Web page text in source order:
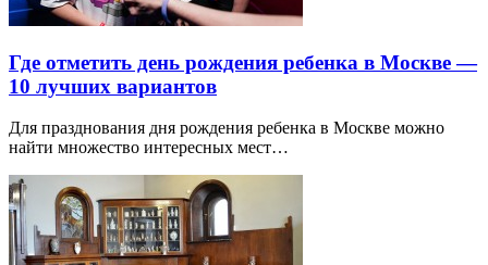
Где отметить день рождения ребенка в Москве —
10 лучших вариантов
Для празднования дня рождения ребенка в Москве можно
найти множество интересных мест…